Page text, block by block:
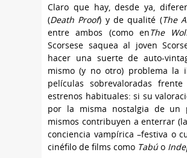
Claro que hay, desde ya,
(Death Proof) y de qualité (The
entre ambos (como enThe
Scorsese saquea al joven
hacer una suerte de auto-
mismo (y no otro) problema la
películas sobrevaloradas
estrenos habituales: si su
por la misma nostalgia de un
mismos contribuyen a enterrar
conciencia vampírica –festiva o
cinéfilo de films como Tabúo